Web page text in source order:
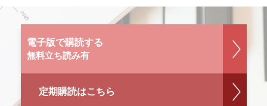
電子版で購読する
無料立ち読み有
定期購読はこちら